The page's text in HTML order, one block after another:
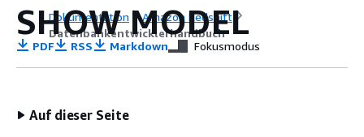
Dokumentation
Amazon Redshift
Datenbankentwicklerhandbuch
SHOW MODEL
PDF RSS Markdown Fokusmodus
Auf dieser Seite